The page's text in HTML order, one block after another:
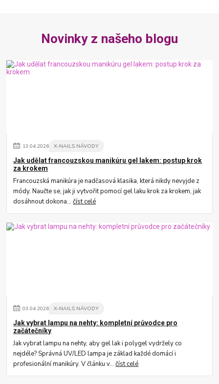
Novinky z našeho blogu
13.04.2026 X-NAILS NÁVODY
Jak udělat francouzskou manikúru gel lakem: postup krok
za krokem
Francouzská manikúra je nadčasová klasika, která nikdy nevyjde z
módy. Naučte se, jak ji vytvořit pomocí gel laku krok za krokem, jak
dosáhnout dokona...číst celé
03.04.2026 X-NAILS NÁVODY
Jak vybrat lampu na nehty: kompletní průvodce pro
začátečníky
Jak vybrat lampu na nehty, aby gel lak i polygel vydržely co
nejdéle? Správná UV/LED lampa je základ každé domácí i
profesionální manikúry. V článku v...číst celé